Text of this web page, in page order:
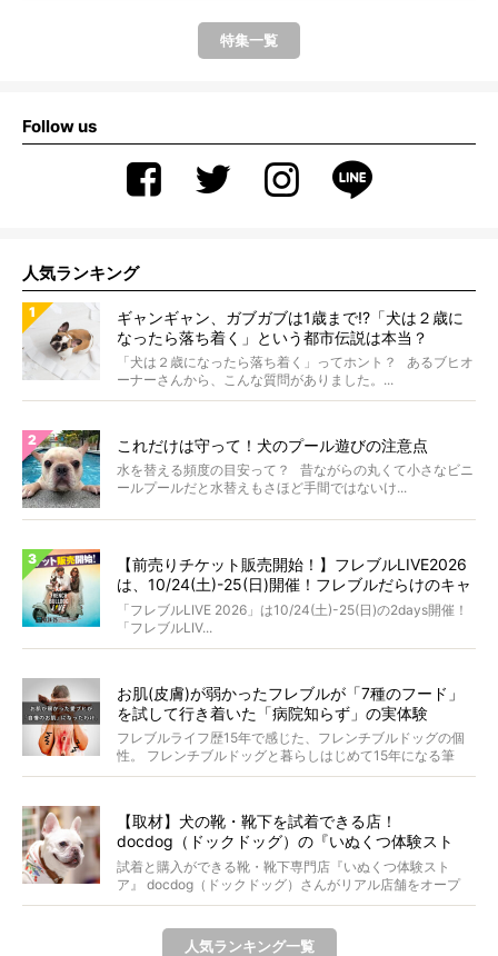
特集一覧
Follow us
人気ランキング
ギャンギャン、ガブガブは1歳まで!?「犬は２歳に
なったら落ち着く」という都市伝説は本当？
「犬は２歳になったら落ち着く」ってホント？ あるブヒオ
ーナーさんから、こんな質問がありました。...
これだけは守って！犬のプール遊びの注意点
水を替える頻度の目安って？ 昔ながらの丸くて小さなビニ
ールプールだと水替えもさほど手間ではないけ...
【前売りチケット販売開始！】フレブルLIVE2026
は、10/24(土)-25(日)開催！フレブルだらけのキャ
ンプ・前夜祭・バスプランも新登場!?
「フレブルLIVE 2026」は10/24(土)-25(日)の2days開催！
「フレブルLIV...
お肌(皮膚)が弱かったフレブルが「7種のフード」
を試して行き着いた「病院知らず」の実体験
フレブルライフ歴15年で感じた、フレンチブルドッグの個
性。 フレンチブルドッグと暮らしはじめて15年になる筆
者...
【取材】犬の靴・靴下を試着できる店！
docdog（ドックドッグ）の『いぬくつ体験スト
ア』に行ってみた
試着と購入ができる靴・靴下専門店『いぬくつ体験スト
ア』 docdog（ドックドッグ）さんがリアル店舗をオープ
ン...
人気ランキング一覧